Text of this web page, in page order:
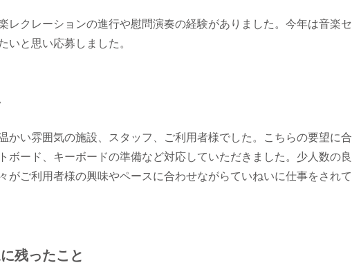
レクレーションの進行や慰問演奏の経験がありました。今年は音楽セ
いと思い応募しました。
かい雰囲気の施設、スタッフ、ご利用者様でした。こちらの要望に合
ボード、キーボードの準備など対応していただきました。少人数の良
がご利用者様の興味やペースに合わせながらていねいに仕事をされて
残ったこと